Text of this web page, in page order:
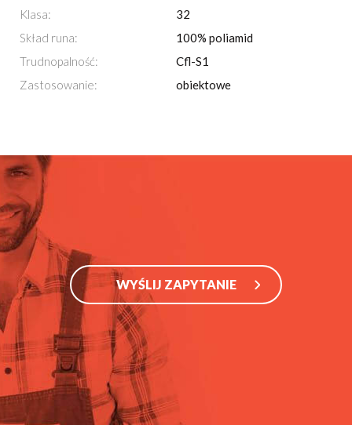
Klasa:
32
Skład runa:
100% poliamid
Trudnopalność:
Cfl-S1
Zastosowanie:
obiektowe
WYŚLIJ ZAPYTANIE